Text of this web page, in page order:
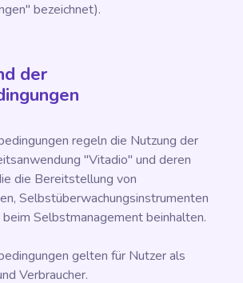
bezeichnet).
der
regeln die Nutzung der
"Vitadio" und deren
die Bereitstellung von
Selbstüberwachungsinstrumenten
Selbstmanagement beinhalten.
gelten für Nutzer als
Verbraucher.